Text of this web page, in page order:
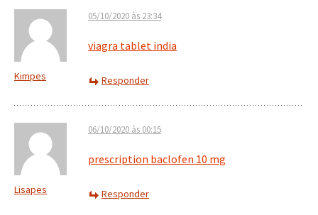
Kimpes
05/10/2020 às 23:34
viagra tablet india
Responder
Lisapes
06/10/2020 às 00:15
prescription baclofen 10 mg
Responder